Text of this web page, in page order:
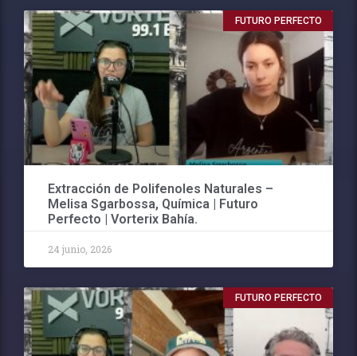
FUTURO PERFECTO
Extracción de Polifenoles Naturales –
Melisa Sgarbossa, Química | Futuro
Perfecto | Vorterix Bahía.
24 junio, 2026
FUTURO PERFECTO